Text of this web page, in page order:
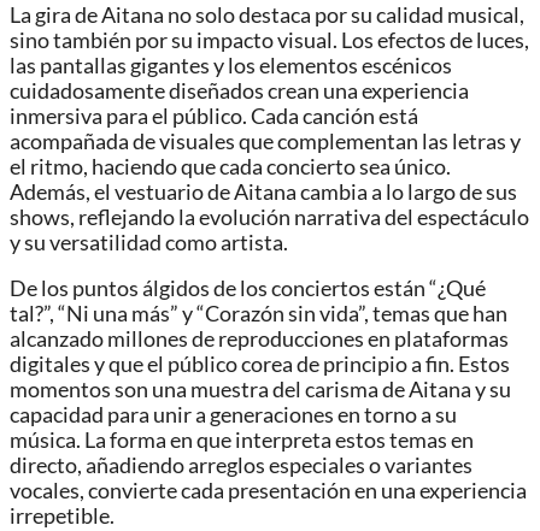
La gira de Aitana no solo destaca por su calidad musical,
sino también por su impacto visual. Los efectos de luces,
las pantallas gigantes y los elementos escénicos
cuidadosamente diseñados crean una experiencia
inmersiva para el público. Cada canción está
acompañada de visuales que complementan las letras y
el ritmo, haciendo que cada concierto sea único.
Además, el vestuario de Aitana cambia a lo largo de sus
shows, reflejando la evolución narrativa del espectáculo
y su versatilidad como artista.
De los puntos álgidos de los conciertos están “¿Qué
tal?”, “Ni una más” y “Corazón sin vida”, temas que han
alcanzado millones de reproducciones en plataformas
digitales y que el público corea de principio a fin. Estos
momentos son una muestra del carisma de Aitana y su
capacidad para unir a generaciones en torno a su
música. La forma en que interpreta estos temas en
directo, añadiendo arreglos especiales o variantes
vocales, convierte cada presentación en una experiencia
irrepetible.